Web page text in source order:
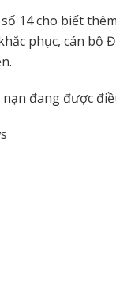
14 cho biết
phục, cán bộ
đang được